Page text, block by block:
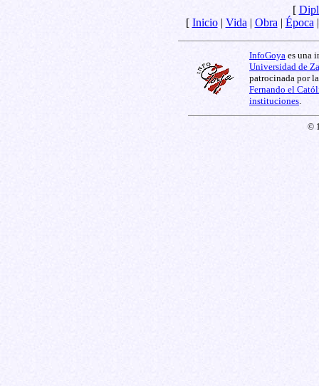
[
[ Inicio| Vida | Obra | Época
InfoGoya es una
Universidad de
patrocinada por
Fernando el
instituciones
©